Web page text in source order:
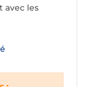
avec les